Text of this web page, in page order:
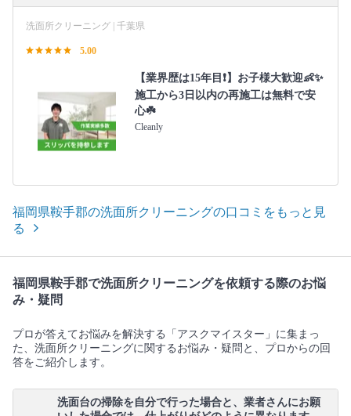
洗面所クリーニング | 千葉県
5.00
【業界歴は15年目❗️】お子様大歓迎👶✨
施工から3日以内の再施工は無料で安
心☘️
Cleanly
福岡県鞍手郡の洗面所クリーニングの口コミをもっと見
る
福岡県鞍手郡で洗面所クリーニングを依頼する際のお悩
み・疑問
プロが答えてお悩みを解決する「アスクマイスター」に集まっ
た、洗面所クリーニングに関するお悩み・疑問と、プロからの回
答をご紹介します。
洗面台の掃除を自分で行った場合と、業者さんにお願